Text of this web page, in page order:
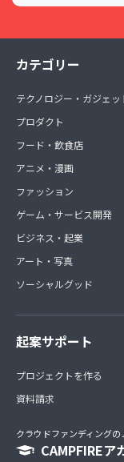
カテゴリー
テクノロジー・ガジェッ
プロダクト
フード・飲食店
アニメ・漫画
ファッション
ゲーム・サービス開発
ビジネス・起業
アート・写真
ソーシャルグッド
起案サポート
プロジェクトを作る
資料請求
クラウドファンディング
CAMPFIREア